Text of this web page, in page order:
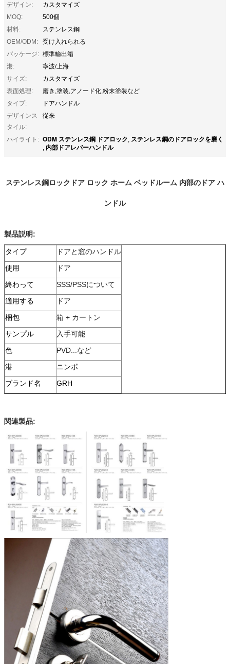
デザイン:
カスタマイズ
MOQ:
500個
材料:
ステンレス鋼
OEM/ODM:
受け入れられる
パッケージ: 標準輸出箱
港:
寧波/上海
サイズ:
カスタマイズ
表面処理:
磨き,塗装,アノード化,粉末塗装など
タイプ:
ドアハンドル
デザインス
タイル:
従来
ハイライト: ODM ステンレス鋼 ドアロック, ステンレス鋼のドアロックを磨く
, 内部ドアレバーハンドル
ステンレス鋼ロックドア ロック ホーム ベッドルーム 内部のドア ハ
ンドル
製品説明:
タイプ
ドアと窓のハンドル
使用
ドア
終わって
SSS/PSSについて
適用する
ドア
梱包
箱 + カートン
サンプル
入手可能
色
PVD...など
港
ニンボ
ブランド名
GRH
関連製品: